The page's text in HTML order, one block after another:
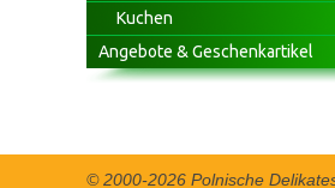
Kuchen
Angebote & Geschenkartikel
© 2000-2026 Polnische